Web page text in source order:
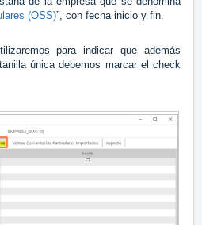
(OSS)”, con fecha inicio y fin.
para indicar que además
única debemos marcar el check